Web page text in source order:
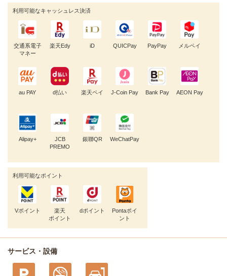
利用可能なキャッシュレス決済
交通系電子
マネー
楽天Edy iD QUICPay PayPay メルペイ
au PAY d払い 楽天ペイ J-Coin Pay Bank Pay AEON Pay
Alipay+
JCB
PREMO
銀聯QR WeChatPay
利用可能なポイント
Vポイント
楽天
ポイント
dポイント
Pontaポイ
ント
サービス・設備